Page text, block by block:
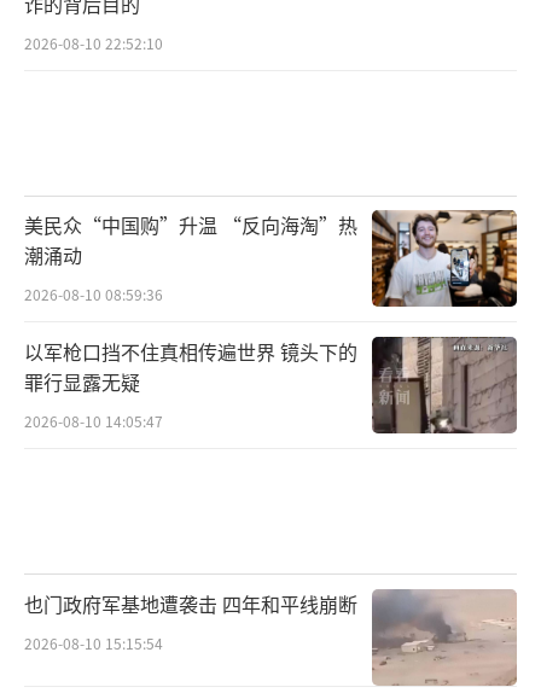
力。然而，反对党已收集到120万签名，要求启
动弹劾佩通坦特别程序。为泰党内部也出现分
2026-08-10 22:52:10
美民众“中国购”升温 “反向海淘”热
潮涌动
2026-08-10 08:59:36
以军枪口挡不住真相传遍世界 镜头下的
罪行显露无疑
2026-08-10 14:05:47
也门政府军基地遭袭击 四年和平线崩断
2026-08-10 15:15:54